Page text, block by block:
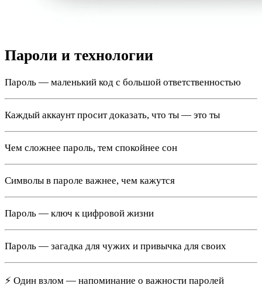
Пароли и технологии
Пароль — маленький код с большой ответственностью
Каждый аккаунт просит доказать, что ты — это ты
Чем сложнее пароль, тем спокойнее сон
Символы в пароле важнее, чем кажутся
Пароль — ключ к цифровой жизни
Пароль — загадка для чужих и привычка для своих
⚡ Один взлом — напоминание о важности паролей